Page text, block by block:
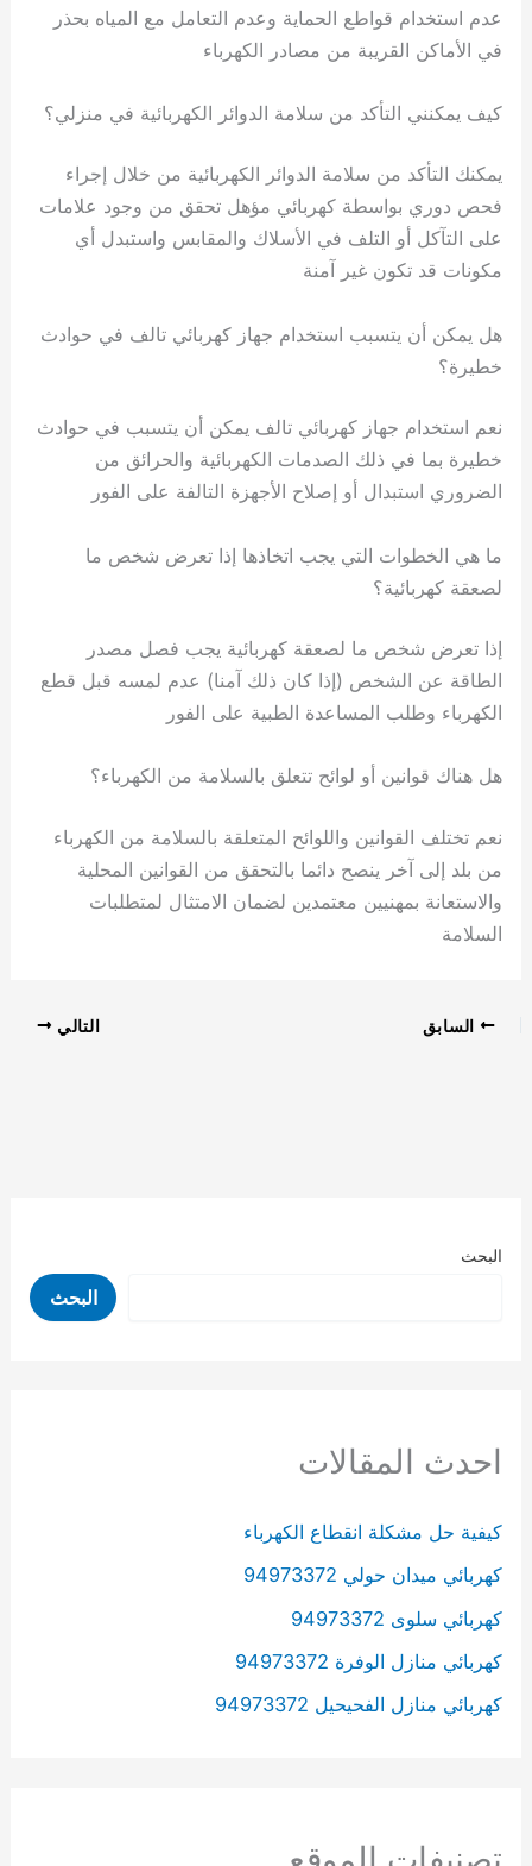
عدم استخدام قواطع الحماية وعدم التعامل مع المياه بحذر
في الأماكن القريبة من مصادر الكهرباء
كيف يمكنني التأكد من سلامة الدوائر الكهربائية في منزلي؟
يمكنك التأكد من سلامة الدوائر الكهربائية من خلال إجراء
فحص دوري بواسطة كهربائي مؤهل تحقق من وجود علامات
على التآكل أو التلف في الأسلاك والمقابس واستبدل أي
مكونات قد تكون غير آمنة
هل يمكن أن يتسبب استخدام جهاز كهربائي تالف في حوادث
خطيرة؟
نعم استخدام جهاز كهربائي تالف يمكن أن يتسبب في حوادث
خطيرة بما في ذلك الصدمات الكهربائية والحرائق من
الضروري استبدال أو إصلاح الأجهزة التالفة على الفور
ما هي الخطوات التي يجب اتخاذها إذا تعرض شخص ما
لصعقة كهربائية؟
إذا تعرض شخص ما لصعقة كهربائية يجب فصل مصدر
الطاقة عن الشخص (إذا كان ذلك آمنا) عدم لمسه قبل قطع
الكهرباء وطلب المساعدة الطبية على الفور
هل هناك قوانين أو لوائح تتعلق بالسلامة من الكهرباء؟
نعم تختلف القوانين واللوائح المتعلقة بالسلامة من الكهرباء
من بلد إلى آخر ينصح دائما بالتحقق من القوانين المحلية
والاستعانة بمهنيين معتمدين لضمان الامتثال لمتطلبات
السلامة
السابق التالي
البحث
البحث
احدث المقالات
كيفية حل مشكلة انقطاع الكهرباء
كهربائي ميدان حولي 94973372
كهربائي سلوى 94973372
كهربائي منازل الوفرة 94973372
كهربائي منازل الفحيحيل 94973372